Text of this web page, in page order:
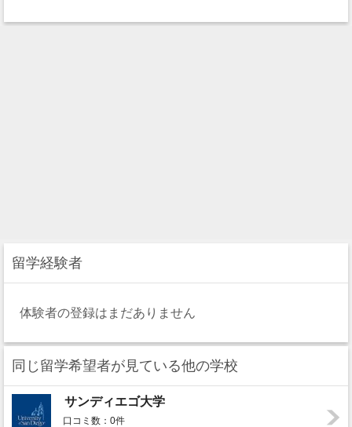
留学経験者
体験者の登録はまだありません
同じ留学希望者が見ている他の学校
サンディエゴ大学
口コミ数：0件